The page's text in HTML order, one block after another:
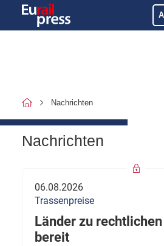
Nachrichten
Nachrichten
06.08.2026
Trassenpreise
Länder zu
bereit